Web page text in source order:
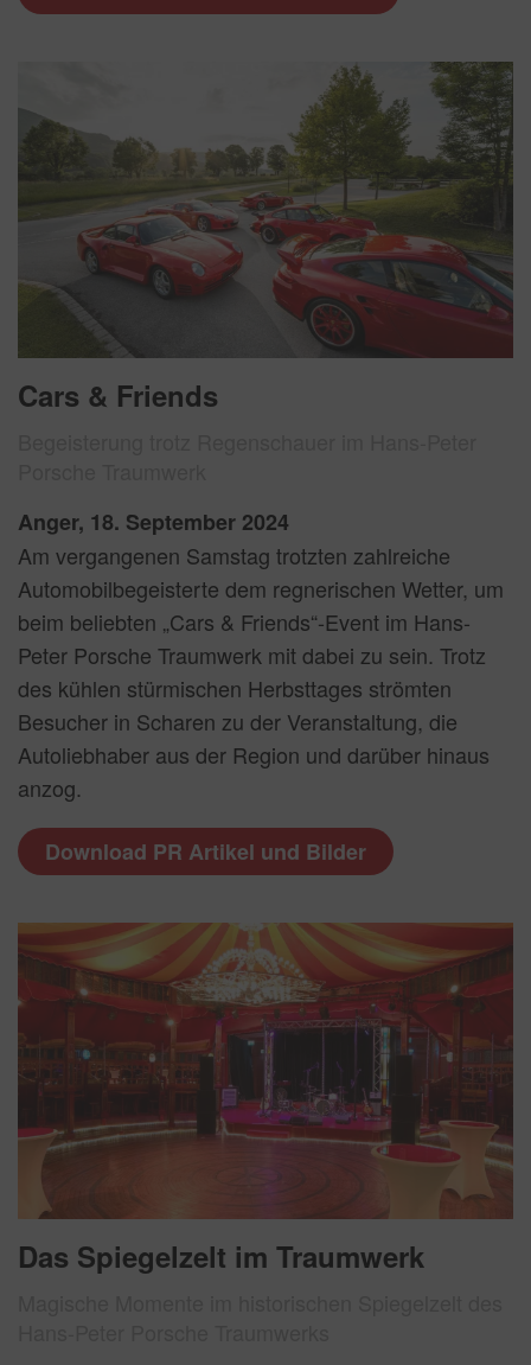
Cars & Friends
Anger, 18. September 2024
Am vergangenen Samstag trotzten zahlreiche
Automobilbegeisterte dem regnerischen Wetter, um
beim beliebten „Cars & Friends“-Event im Hans-
Peter Porsche Traumwerk mit dabei zu sein. Trotz
des kühlen stürmischen Herbsttages strömten
Besucher in Scharen zu der Veranstaltung, die
Autoliebhaber aus der Region und darüber hinaus
anzog.
Download PR Artikel und Bilder
Das Spiegelzelt im Traumwerk